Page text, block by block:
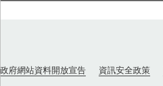
政府網站資料開放宣告 資訊安全政策